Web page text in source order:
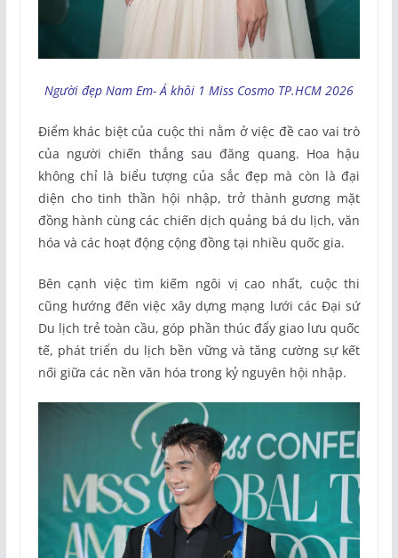
Người đẹp Nam Em- Á khôi 1 Miss Cosmo TP.HCM 2026
Điểm khác biệt của cuộc thi nằm ở việc đề cao vai trò
của người chiến thắng sau đăng quang. Hoa hậu
không chỉ là biểu tượng của sắc đẹp mà còn là đại
diện cho tinh thần hội nhập, trở thành gương mặt
đồng hành cùng các chiến dịch quảng bá du lịch, văn
hóa và các hoạt động cộng đồng tại nhiều quốc gia.
Bên cạnh việc tìm kiếm ngôi vị cao nhất, cuộc thi
cũng hướng đến việc xây dựng mạng lưới các Đại sứ
Du lịch trẻ toàn cầu, góp phần thúc đẩy giao lưu quốc
tế, phát triển du lịch bền vững và tăng cường sự kết
nối giữa các nền văn hóa trong kỷ nguyên hội nhập.